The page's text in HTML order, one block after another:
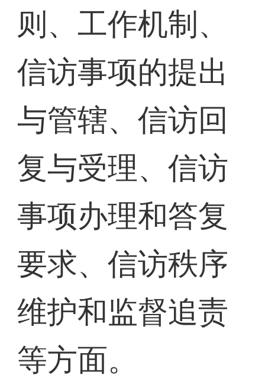
则、工作机制、
信访事项的提出
与管辖、信访回
复与受理、信访
事项办理和答复
要求、信访秩序
维护和监督追责
等方面。